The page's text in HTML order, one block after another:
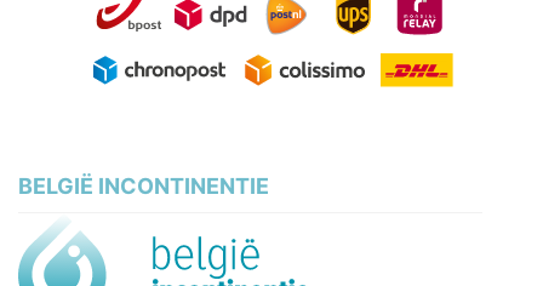
BELGIË INCONTINENTIE